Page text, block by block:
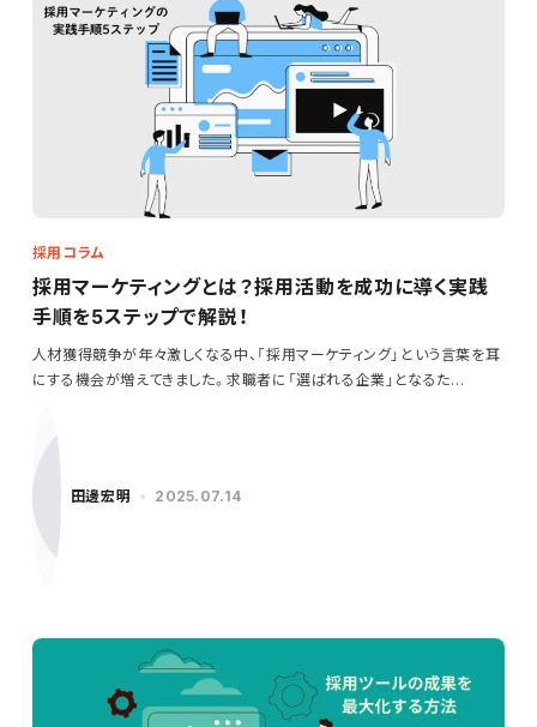
採用コラム
採用マーケティングとは？採用活動を成功に導く実践
手順を5ステップで解説！
人材獲得競争が年々激しくなる中、「採用マーケティング」という言葉を耳
にする機会が増えてきました。求職者に「選ばれる企業」となるた…
田邊宏明 2025.07.14